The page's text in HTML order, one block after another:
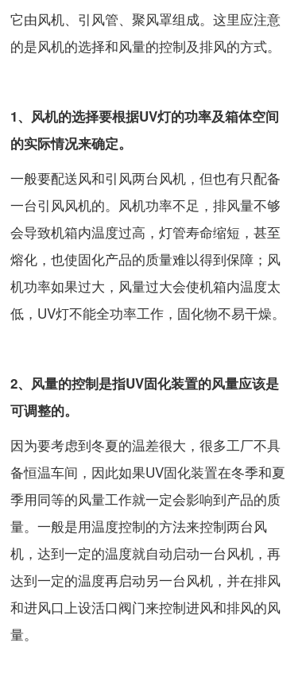
它由风机、引风管、聚风罩组成。这里应注意
的是风机的选择和风量的控制及排风的方式。
1、风机的选择要根据UV灯的功率及箱体空间
的实际情况来确定。
一般要配送风和引风两台风机，但也有只配备
一台引风风机的。风机功率不足，排风量不够
会导致机箱内温度过高，灯管寿命缩短，甚至
熔化，也使固化产品的质量难以得到保障；风
机功率如果过大，风量过大会使机箱内温度太
低，UV灯不能全功率工作，固化物不易干燥。
2、风量的控制是指UV固化装置的风量应该是
可调整的。
因为要考虑到冬夏的温差很大，很多工厂不具
备恒温车间，因此如果UV固化装置在冬季和夏
季用同等的风量工作就一定会影响到产品的质
量。一般是用温度控制的方法来控制两台风
机，达到一定的温度就自动启动一台风机，再
达到一定的温度再启动另一台风机，并在排风
和进风口上设活口阀门来控制进风和排风的风
量。